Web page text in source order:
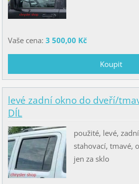
Vaše cena: 3 500,00 Kč
levé zadní okno do dveří/
DÍL
použité, levé,
stahovací, tmavé,
jen za sklo